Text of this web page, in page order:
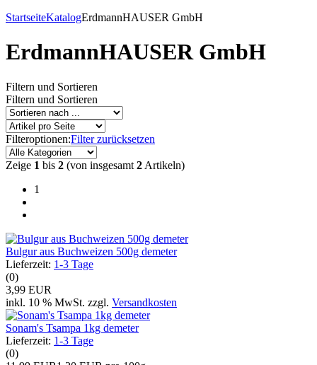
StartseiteKatalogErdmannHAUSER GmbH
ErdmannHAUSER GmbH
Filtern und Sortieren
Filtern und Sortieren
Filteroptionen:Filter zurücksetzen
Zeige 1 bis 2 (von insgesamt 2 Artikeln)
1
Bulgur aus Buchweizen 500g demeter
Lieferzeit: 1-3 Tage
(0)
3,99 EUR
inkl. 10 % MwSt. zzgl. Versandkosten
Sonam's Tsampa 1kg demeter
Lieferzeit: 1-3 Tage
(0)